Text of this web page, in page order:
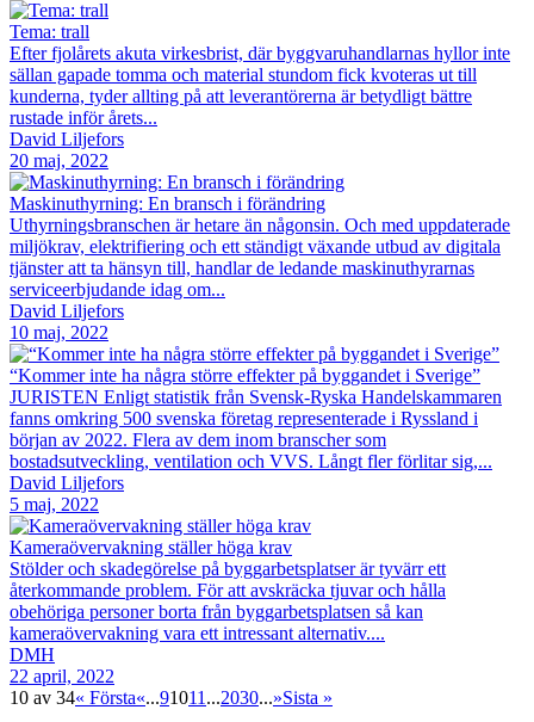
Tema: trall
Efter fjolårets akuta virkesbrist, där byggvaruhandlarnas hyllor inte
sällan gapade tomma och material stundom fick kvoteras ut till
kunderna, tyder allting på att leverantörerna är betydligt bättre
rustade inför årets...
David Liljefors
20 maj, 2022
Maskinuthyrning: En bransch i förändring
Uthyrningsbranschen är hetare än någonsin. Och med uppdaterade
miljökrav, elektrifiering och ett ständigt växande utbud av digitala
tjänster att ta hänsyn till, handlar de ledande maskinuthyrarnas
serviceerbjudande idag om...
David Liljefors
10 maj, 2022
“Kommer inte ha några större effekter på byggandet i Sverige”
JURISTEN Enligt statistik från Svensk-Ryska Handelskammaren
fanns omkring 500 svenska företag representerade i Ryssland i
början av 2022. Flera av dem inom branscher som
bostadsutveckling, ventilation och VVS. Långt fler förlitar sig,...
David Liljefors
5 maj, 2022
Kameraövervakning ställer höga krav
Stölder och skadegörelse på byggarbetsplatser är tyvärr ett
återkommande problem. För att avskräcka tjuvar och hålla
obehöriga personer borta från byggarbetsplatsen så kan
kameraövervakning vara ett intressant alternativ....
DMH
22 april, 2022
10 av 34« Första«...91011 ...2030...»Sista »